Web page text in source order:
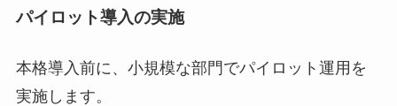
パイロット導入の実施
本格導入前に、小規模な部門でパイロット運用を
実施します。